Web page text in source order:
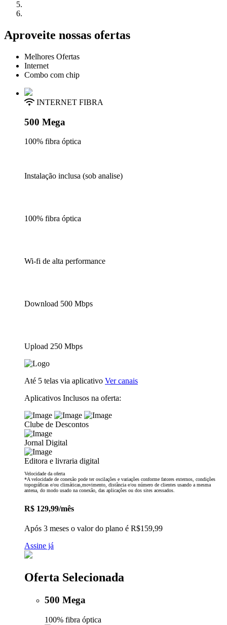
Aproveite nossas ofertas
Melhores Ofertas
Internet
Combo com chip
INTERNET FIBRA
500 Mega
100% fibra óptica
Instalação inclusa (sob analise)
100% fibra óptica
Wi-fi de alta performance
Download 500 Mbps
Upload 250 Mbps
Até 5 telas via aplicativo Ver canais
Aplicativos Inclusos na oferta:
Clube de Descontos
Jornal Digital
Editora e livraria digital
Velocidade da oferta
*A velocidade de conexão pode ter oscilações e variações conforme fatores externos, condições
topográficas e/ou climáticas,movimento, distância e/ou número de clientes usando a mesma
antena, do modo usado na conexão, das aplicações ou dos sites acessados.
R$ 129,99/mês
Após 3 meses o valor do plano é R$159,99
Assine já
Oferta Selecionada
500 Mega
100% fibra óptica